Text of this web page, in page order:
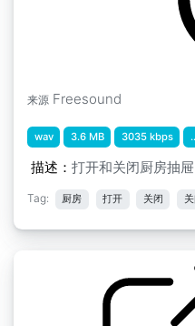
来源 Freesound
wav 3.6 MB 3035 kbps
描述： 打开和关闭厨房抽
Tag: 厨房 打开 关闭